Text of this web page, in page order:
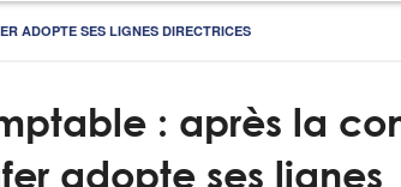
ADOPTE SES LIGNES DIRECTRICES
: après la
adopte ses lignes